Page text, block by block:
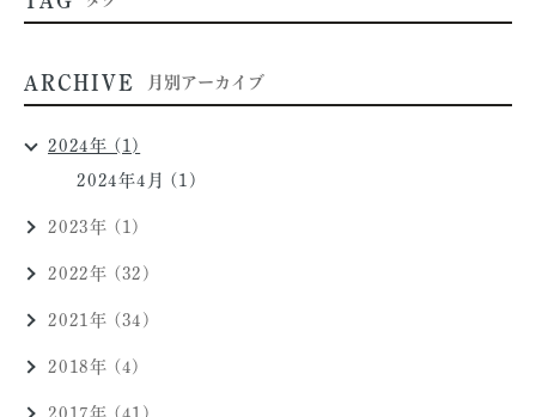
ARCHIVE 月別アーカイブ
2024年 (1)
2024年4月 (1)
2023年 (1)
2022年 (32)
2021年 (34)
2018年 (4)
2017年 (41)